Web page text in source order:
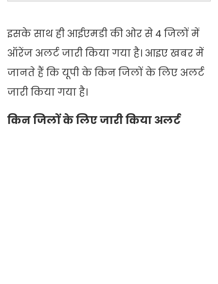
इसके साथ ही आईएमडी की ओर से 4 जिलों में
ऑरेंज अलर्ट जारी किया गया है। आइए खबर में
जानते हैं कि यूपी के किन जिलों के लिए अलर्ट
जारी किया गया है।
किन जिलों के लिए जारी किया अलर्ट